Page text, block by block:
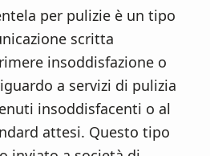
per pulizie è un tipo
scritta
insoddisfazione o
a servizi di pulizia
insoddisfacenti o al
attesi. Questo tipo